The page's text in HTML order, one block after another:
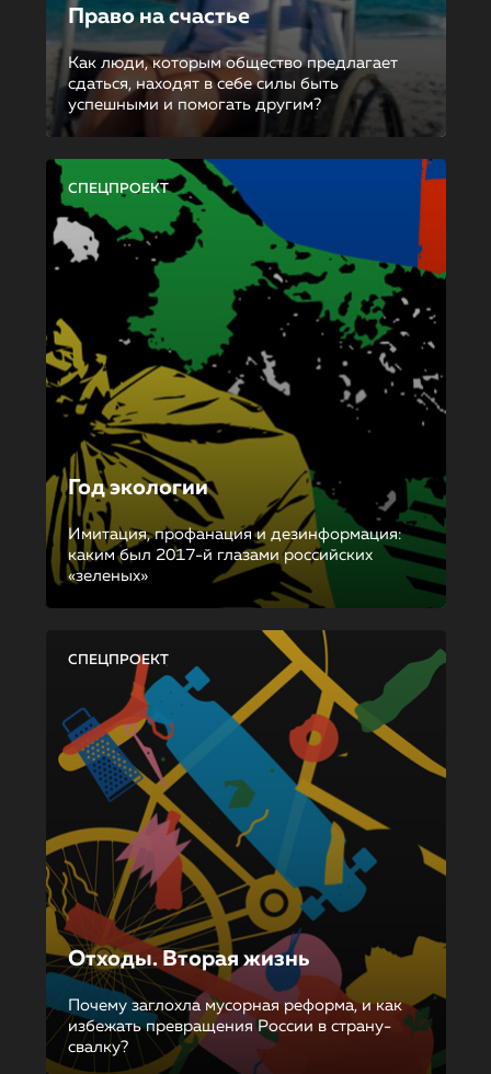
Право на счастье
Как люди, которым общество предлагает
сдаться, находят в себе силы быть
успешными и помогать другим?
СПЕЦПРОЕКТ
Год экологии
Имитация, профанация и дезинформация:
каким был 2017-й глазами российских
«зеленых»
СПЕЦПРОЕКТ
Отходы. Вторая жизнь
Почему заглохла мусорная реформа, и как
избежать превращения России в страну-
свалку?